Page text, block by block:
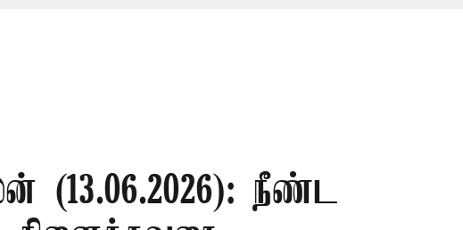
(13.06.2026): நீண்ட